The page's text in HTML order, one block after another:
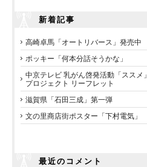
新着記事
高崎卓馬「オートリバース」発売中
ポッキー「何本分話そうかな」
中京テレビ 乳がん啓発活動「ススメ」
プロジェクト リーフレット
滋賀県「石田三成」第一弾
文の里商店街ポスター「下村電気」
最近のコメント